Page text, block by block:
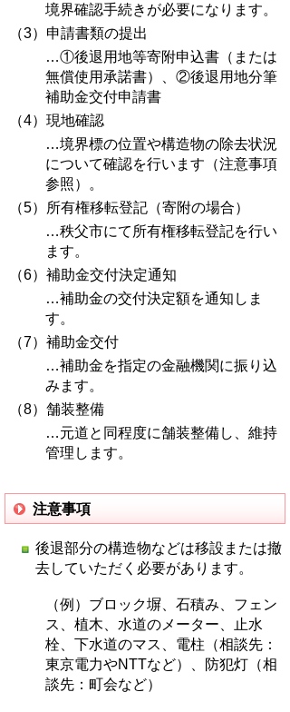
境界確認手続きが必要になります。
（3）申請書類の提出
…①後退用地等寄附申込書（または
無償使用承諾書）、②後退用地分筆
補助金交付申請書
（4）現地確認
…境界標の位置や構造物の除去状況
について確認を行います（注意事項
参照）。
（5）所有権移転登記（寄附の場合）
…秩父市にて所有権移転登記を行い
ます。
（6）補助金交付決定通知
…補助金の交付決定額を通知しま
す。
（7）補助金交付
…補助金を指定の金融機関に振り込
みます。
（8）舗装整備
…元道と同程度に舗装整備し、維持
管理します。
注意事項
後退部分の構造物などは移設または撤
去していただく必要があります。
（例）ブロック塀、石積み、フェン
ス、植木、水道のメーター、止水
栓、下水道のマス、電柱（相談先：
東京電力やNTTなど）、防犯灯（相
談先：町会など）